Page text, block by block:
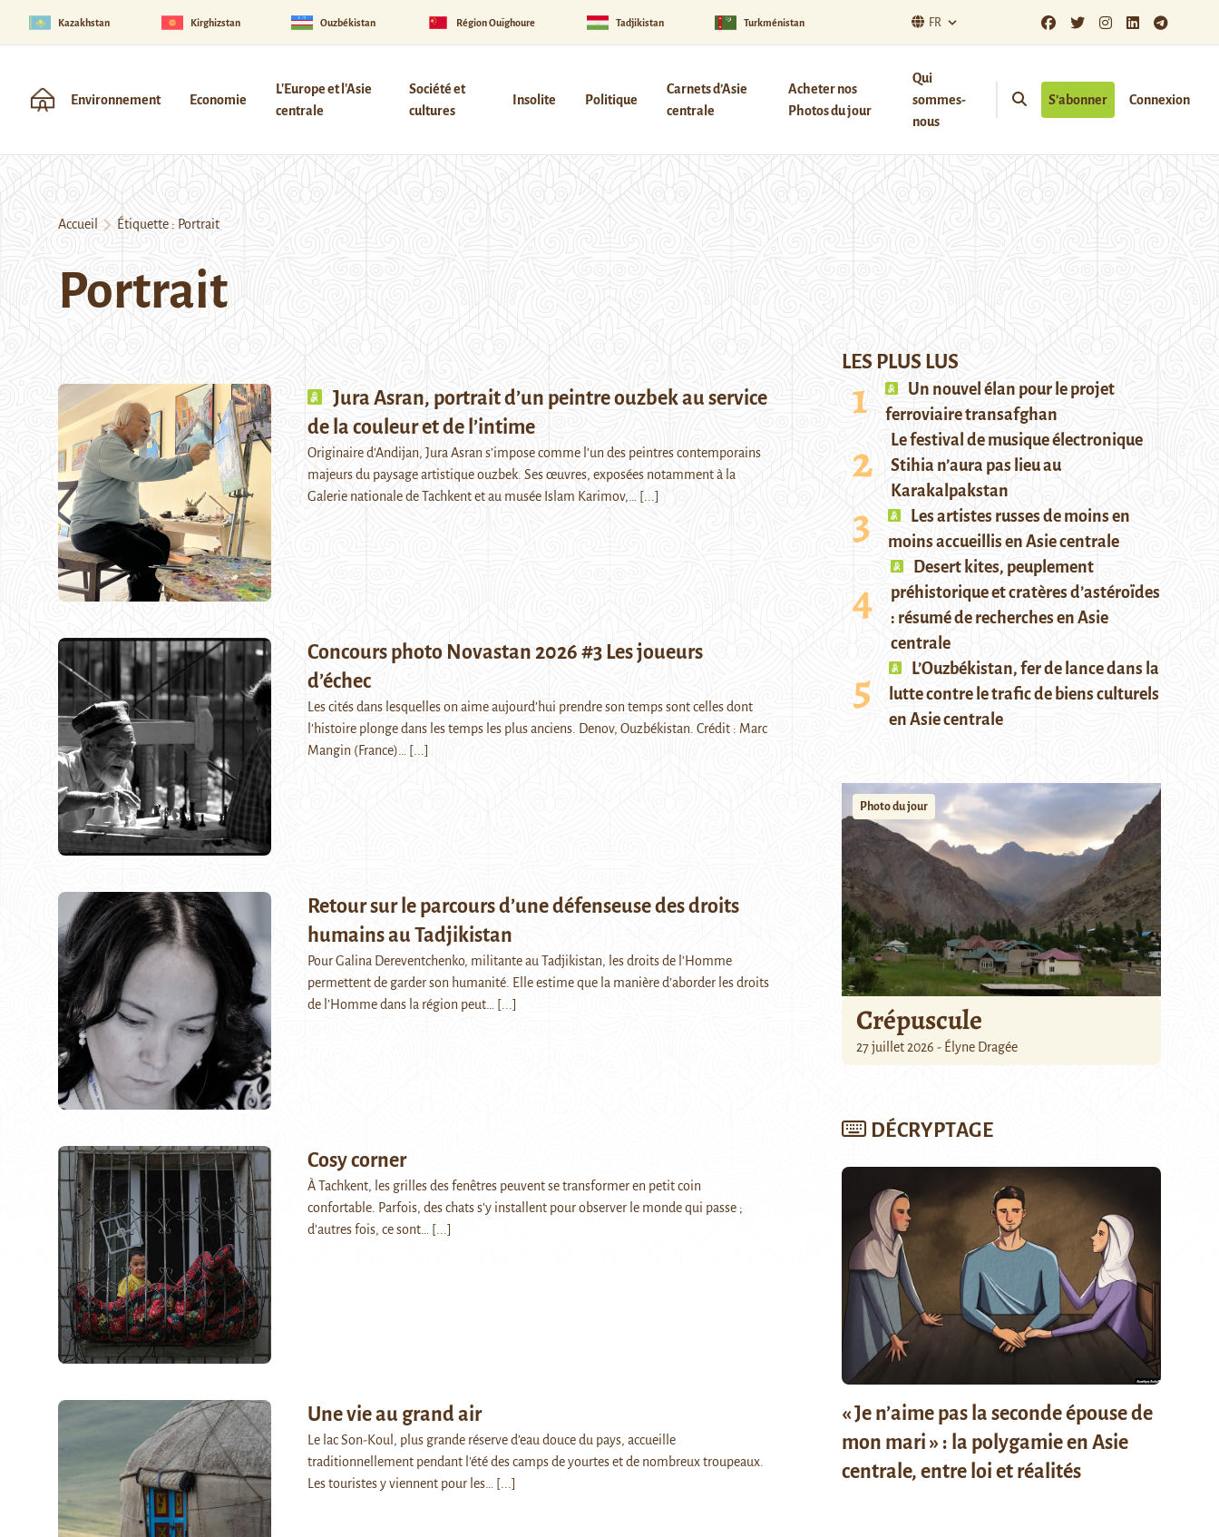
Kazakhstan Kirghizstan Ouzbékistan Région Ouïghoure Tadjikistan Turkménistan FR
Environnement Economie
L'Europe et l'Asie
centrale
Société et
cultures
Insolite Politique
Carnets d’Asie
centrale
Acheter nos
Photos du jour
Qui
sommes-
nous
S’abonner Connexion
Accueil Étiquette : Portrait
Portrait
Jura Asran, portrait d’un peintre ouzbek au service
de la couleur et de l’intime
Originaire d’Andijan, Jura Asran s’impose comme l’un des peintres contemporains
majeurs du paysage artistique ouzbek. Ses œuvres, exposées notamment à la
Galerie nationale de Tachkent et au musée Islam Karimov,…
[...]
Concours photo Novastan 2026 #3 Les joueurs
d’échec
Les cités dans lesquelles on aime aujourd’hui prendre son temps sont celles dont
l’histoire plonge dans les temps les plus anciens. Denov, Ouzbékistan. Crédit : Marc
Mangin (France)…
[...]
Retour sur le parcours d’une défenseuse des droits
humains au Tadjikistan
Pour Galina Dereventchenko, militante au Tadjikistan, les droits de l’Homme
permettent de garder son humanité. Elle estime que la manière d’aborder les droits
de l’Homme dans la région peut…
[...]
Cosy corner
À Tachkent, les grilles des fenêtres peuvent se transformer en petit coin
confortable. Parfois, des chats s’y installent pour observer le monde qui passe ;
d’autres fois, ce sont…
[...]
Une vie au grand air
Le lac Son-Koul, plus grande réserve d’eau douce du pays, accueille
traditionnellement pendant l’été des camps de yourtes et de nombreux troupeaux.
Les touristes y viennent pour les…
[...]
LES PLUS LUS
Un nouvel élan pour le projet
ferroviaire transafghan
Le festival de musique électronique
Stihia n’aura pas lieu au
Karakalpakstan
Les artistes russes de moins en
moins accueillis en Asie centrale
Desert kites, peuplement
préhistorique et cratères d’astéroïdes
: résumé de recherches en Asie
centrale
L’Ouzbékistan, fer de lance dans la
lutte contre le trafic de biens culturels
en Asie centrale
Photo du jour
Crépuscule
27 juillet 2026 - Élyne Dragée
DÉCRYPTAGE
« Je n’aime pas la seconde épouse de
mon mari » : la polygamie en Asie
centrale, entre loi et réalités